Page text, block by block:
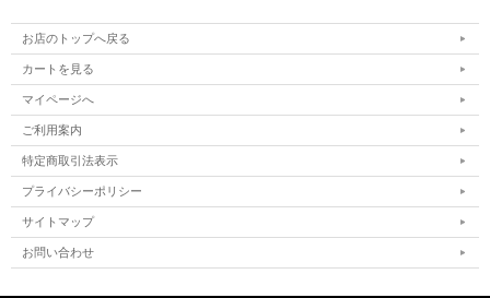
お店のトップへ戻る
カートを見る
マイページへ
ご利用案内
特定商取引法表示
プライバシーポリシー
サイトマップ
お問い合わせ